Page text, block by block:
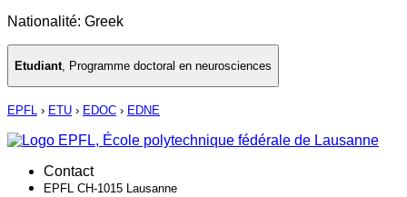
Nationalité: Greek
Etudiant, Programme doctoral en neurosciences
EPFL › ETU › EDOC › EDNE
Contact
EPFL CH-1015 Lausanne